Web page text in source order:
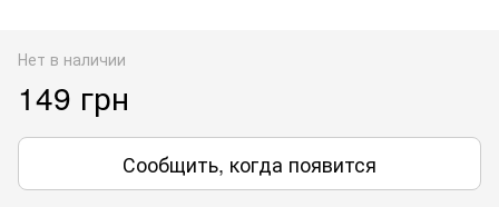
Нет в наличии
149 грн
Сообщить, когда появится